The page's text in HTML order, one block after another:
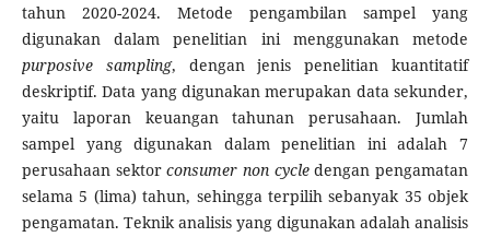
tahun 2020-2024. Metode pengambilan sampel yang
digunakan dalam penelitian ini menggunakan metode
purposive sampling, dengan jenis penelitian kuantitatif
deskriptif. Data yang digunakan merupakan data sekunder,
yaitu laporan keuangan tahunan perusahaan. Jumlah
sampel yang digunakan dalam penelitian ini adalah 7
perusahaan sektorconsumer non cycledengan pengamatan
selama 5 (lima) tahun, sehingga terpilih sebanyak 35 objek
pengamatan. Teknik analisis yang digunakan adalah analisis